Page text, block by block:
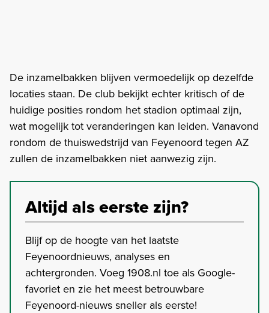
De inzamelbakken blijven vermoedelijk op dezelfde
locaties staan. De club bekijkt echter kritisch of de
huidige posities rondom het stadion optimaal zijn,
wat mogelijk tot veranderingen kan leiden. Vanavond
rondom de thuiswedstrijd van Feyenoord tegen AZ
zullen de inzamelbakken niet aanwezig zijn.
Altijd als eerste zijn?
Blijf op de hoogte van het laatste
Feyenoordnieuws, analyses en
achtergronden. Voeg 1908.nl toe als Google-
favoriet en zie het meest betrouwbare
Feyenoord-nieuws sneller als eerste!